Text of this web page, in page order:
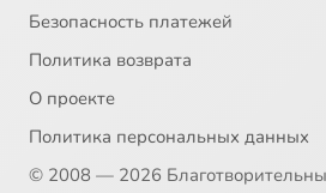
Безопасность платежей
Политика возврата
О проекте
Политика персональных данных
© 2008 — 2026